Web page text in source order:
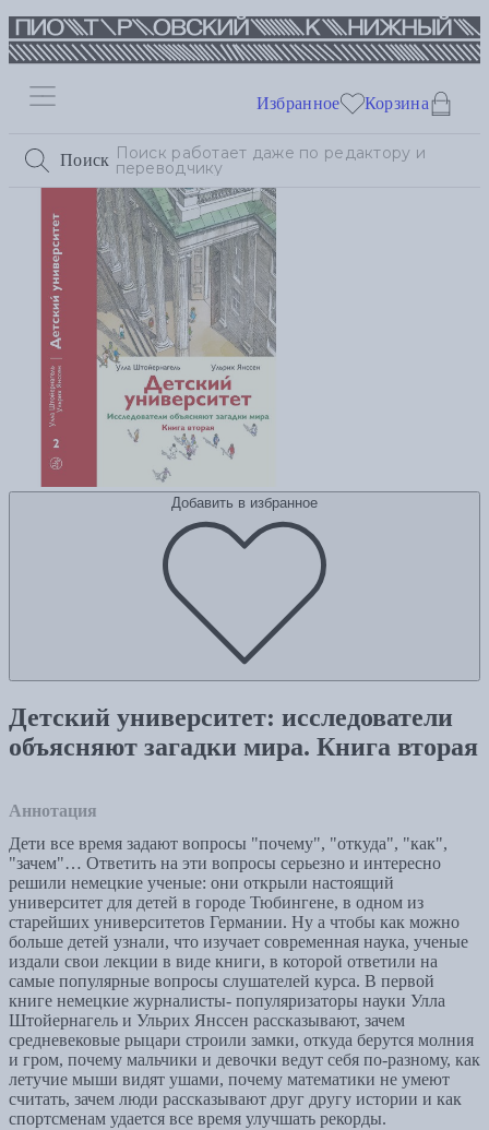
Поиск
Избранное Корзина
Добавить в избранное
Детский университет: исследователи
объясняют загадки мира. Книга вторая
Аннотация
Дети все время задают вопросы "почему", "откуда", "как",
"зачем"… Ответить на эти вопросы серьезно и интересно
решили немецкие ученые: они открыли настоящий
университет для детей в городе Тюбингене, в одном из
старейших университетов Германии. Ну а чтобы как можно
больше детей узнали, что изучает современная наука, ученые
издали свои лекции в виде книги, в которой ответили на
самые популярные вопросы слушателей курса. В первой
книге немецкие журналисты- популяризаторы науки Улла
Штойернагель и Ульрих Янссен рассказывают, зачем
средневековые рыцари строили замки, откуда берутся молния
и гром, почему мальчики и девочки ведут себя по-разному, как
летучие мыши видят ушами, почему математики не умеют
считать, зачем люди рассказывают друг другу истории и как
спортсменам удается все время улучшать рекорды.